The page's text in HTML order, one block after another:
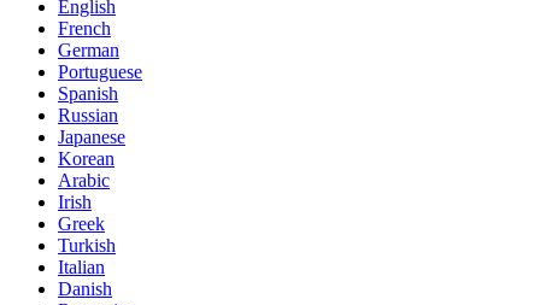
English
French
German
Portuguese
Spanish
Russian
Japanese
Korean
Arabic
Irish
Greek
Turkish
Italian
Danish